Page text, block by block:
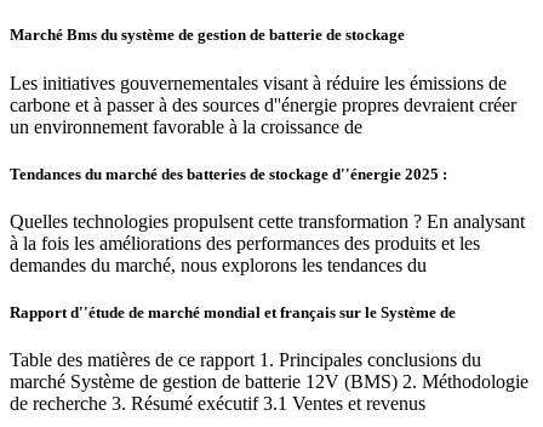
Marché Bms du système de gestion de batterie de stockage
Les initiatives gouvernementales visant à réduire les émissions de
carbone et à passer à des sources d''énergie propres devraient créer
un environnement favorable à la croissance de
Tendances du marché des batteries de stockage d''énergie 2025 :
Quelles technologies propulsent cette transformation ? En analysant
à la fois les améliorations des performances des produits et les
demandes du marché, nous explorons les tendances du
Rapport d''étude de marché mondial et français sur le Système de
Table des matières de ce rapport 1. Principales conclusions du
marché Système de gestion de batterie 12V (BMS) 2. Méthodologie
de recherche 3. Résumé exécutif 3.1 Ventes et revenus